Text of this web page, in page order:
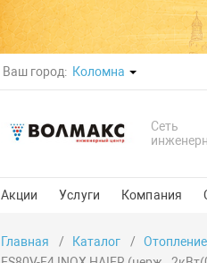
Ваш город: Коломна
Сеть
Акции Услуги Компания
Главная Каталог